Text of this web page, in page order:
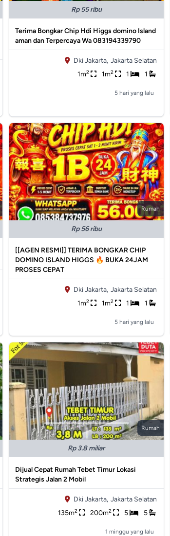
Rp 55 ribu
Terima Bongkar Chip Hdi Higgs domino Island
aman dan Terpercaya Wa 083194339790
Dki Jakarta, Jakarta Selatan
1m2 1m2 1 1
5 hari yang lalu
Rumah
Rp 56 ribu
[[AGEN RESMI]] TERIMA BONGKAR CHIP
DOMINO ISLAND HIGGS 🔥 BUKA 24JAM
PROSES CEPAT
Dki Jakarta, Jakarta Selatan
1m2 1m2 1 1
5 hari yang lalu
Rumah
Rp 3.8 miliar
Dijual Cepat Rumah Tebet Timur Lokasi
Strategis Jalan 2 Mobil
Dki Jakarta, Jakarta Selatan
135m2 200m2 5 5
1 minggu yang lalu